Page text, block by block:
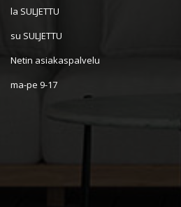
la SULJETTU
su SULJETTU
Netin asiakaspalvelu
ma-pe 9-17